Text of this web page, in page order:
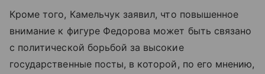
Кроме того, Камельчук заявил, что повышенное
внимание к фигуре Федорова может быть связано
с политической борьбой за высокие
государственные посты, в которой, по его мнению,